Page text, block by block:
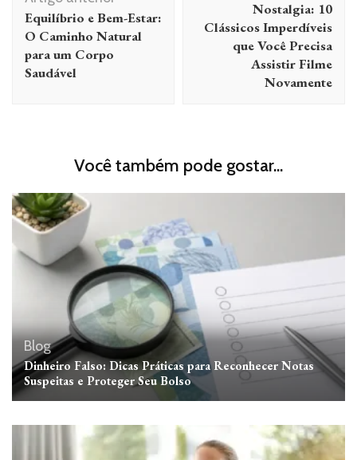
post
Equilíbrio e Bem-Estar:
O Caminho Natural
para um Corpo
Saudável
Nostalgia: 10
Clássicos Imperdíveis
que Você Precisa
Assistir Filme
Novamente
Você também pode gostar...
Blog
Dinheiro Falso: Dicas Práticas para Reconhecer Notas
Suspeitas e Proteger Seu Bolso